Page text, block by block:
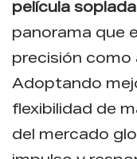
película soplada
panorama que
precisión como
Adoptando
flexibilidad de
del mercado